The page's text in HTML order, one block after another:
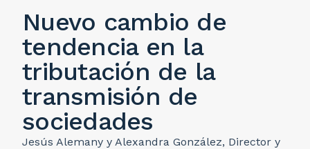
Nuevo cambio de
tendencia en la
tributación de la
transmisión de
sociedades
Jesús Alemany y Alexandra González, Director y